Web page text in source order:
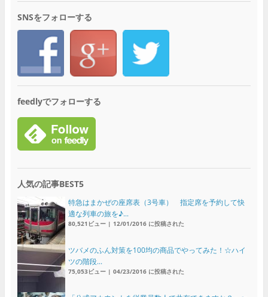
SNSをフォローする
feedlyでフォローする
人気の記事BEST5
特急はまかぜの座席表（3号車） 指定席を予約して快
適な列車の旅を♪...
80,521ビュー| 12/01/2016 に投稿された
ツバメのふん対策を100均の商品でやってみた！☆ハイ
ツの階段...
75,053ビュー| 04/23/2016 に投稿された